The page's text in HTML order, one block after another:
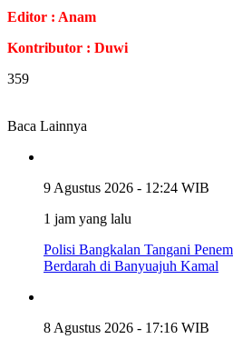
Editor : Anam
Kontributor : Duwi
359
Baca Lainnya
9 Agustus 2026 - 12:24 WIB
1 jam yang lalu
Polisi Bangkalan Tangani
Berdarah di Banyuajuh Kamal
8 Agustus 2026 - 17:16 WIB